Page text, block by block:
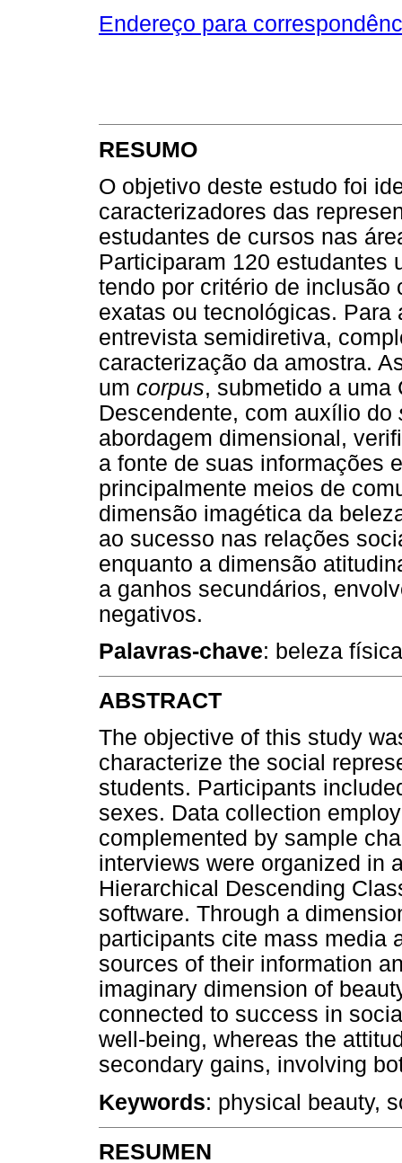
Endereço para
RESUMO
O objetivo deste estudo foi
caracterizadores das
estudantes de cursos nas
Participaram 120 estudantes
tendo por critério de inclusão
exatas ou tecnológicas.
entrevista semidiretiva,
caracterização da amostra.
um corpus, submetido a uma
Descendente, com auxílio do
abordagem dimensional,
a fonte de suas informações
principalmente meios de
dimensão imagética da
ao sucesso nas relações
enquanto a dimensão
a ganhos secundários,
negativos.
Palavras-chave: beleza
ABSTRACT
The objective of this study
characterize the social
students. Participants
sexes. Data collection
complemented by sample
interviews were organized in
Hierarchical Descending
software. Through a
participants cite mass media
sources of their information
imaginary dimension of
connected to success in
well-being, whereas the
secondary gains, involving
Keywords: physical beauty,
RESUMEN